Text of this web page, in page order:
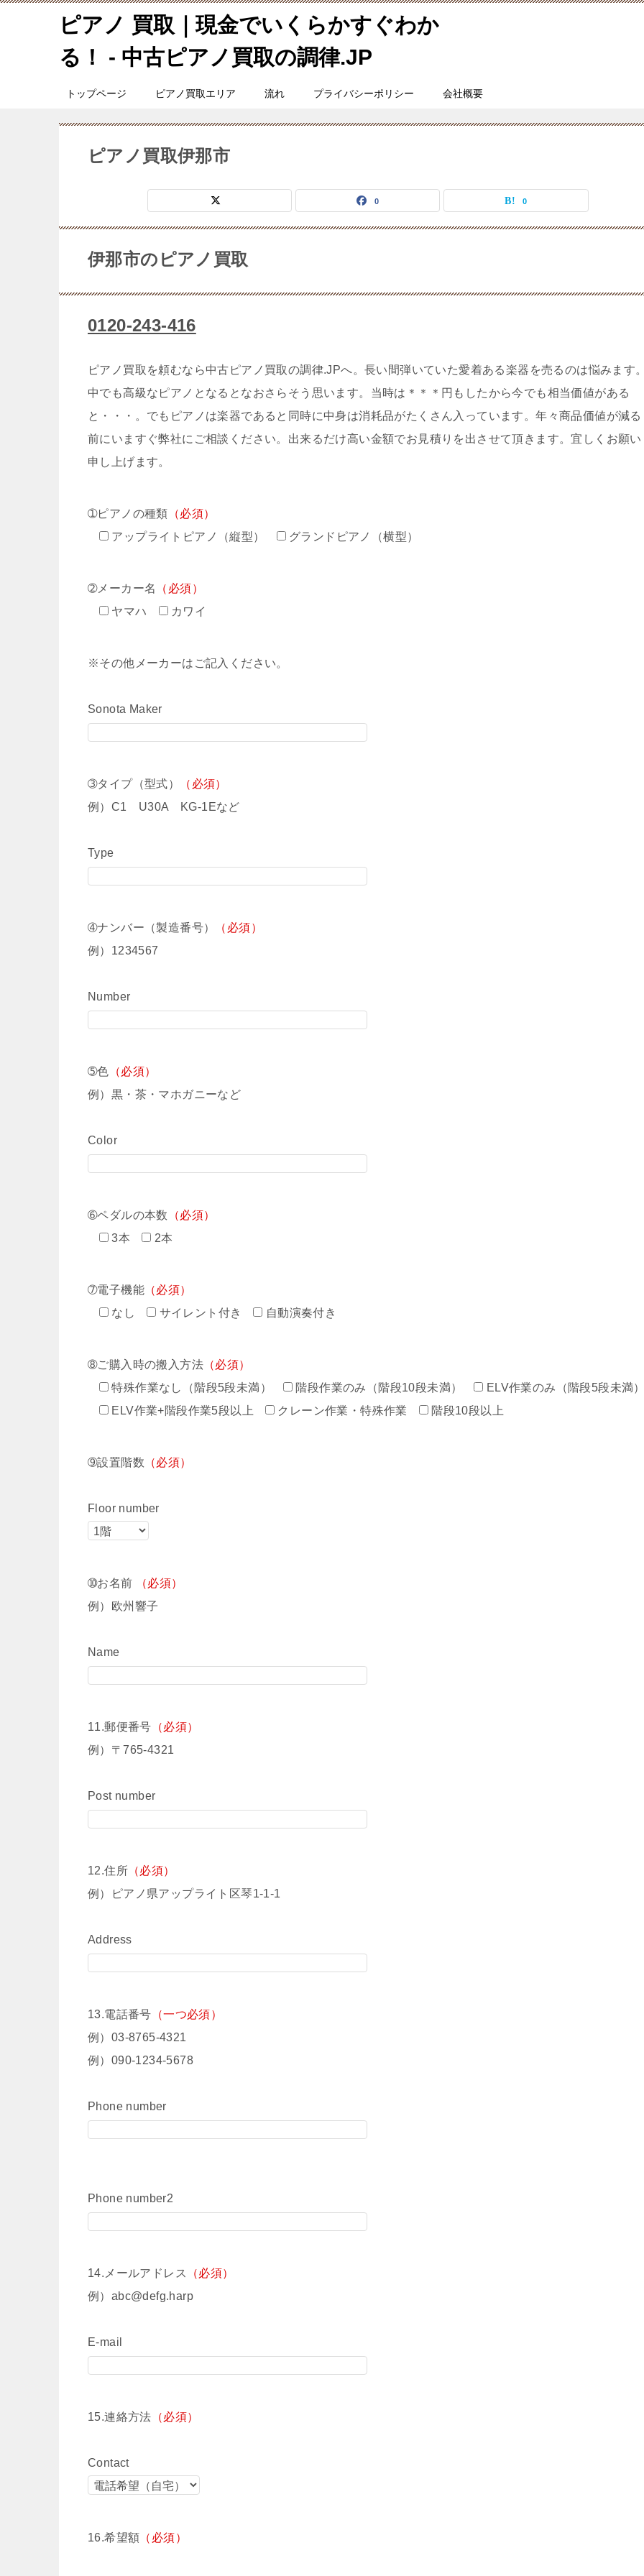
ピアノ 買取｜現金でいくらかすぐわか
る！ - 中古ピアノ買取の調律.JP
トップページ ピアノ買取エリア 流れ プライバシーポリシー 会社概要
ピアノ買取伊那市
0 0
伊那市のピアノ買取
0120-243-416
ピアノ買取を頼むなら中古ピアノ買取の調律.JPへ。長い間弾いていた愛着ある楽器を売るのは悩みます
中でも高級なピアノとなるとなおさらそう思います。当時は＊＊＊円もしたから今でも相当価値がある
と・・・。でもピアノは楽器であると同時に中身は消耗品がたくさん入っています。年々商品価値が減る
前にいますぐ弊社にご相談ください。出来るだけ高い金額でお見積りを出させて頂きます。宜しくお願い
申し上げます。
➀ピアノの種類 （必須）
アップライトピアノ（縦型）
グランドピアノ（横型）
➁メーカー名
（必須）
ヤマハ
カワイ
※その他メーカーはご記入ください。
Sonota Maker
➂タイプ（型式）
（必須）
例）C1 U30A KG-1Eなど
Type
➃ナンバー（製造番号）
（必須）
例）1234567
Number
➄色 （必須）
例）黒・茶・マホガニーなど
Color
➅ペダルの本数
（必須）
3本
2本
➆電子機能 （必須）
なし
サイレント付き 自動演奏付き
➇ご購入時の搬入方法 （必須）
特殊作業なし（階段5段未満）
階段作業のみ（階段10段未満）
ELV作業のみ（階段5段未満
ELV作業+階段作業5段以上
クレーン作業・特殊作業 階段10段以上
➈設置階数 （必須）
Floor number
➉お名前
（必須）
例）欧州響子
Name
11.郵便番号 （必須）
例）〒765-4321
Post number
12.住所 （必須）
例）ピアノ県アップライト区琴1-1-1
Address
13.電話番号 （一つ必須）
例）03-8765-4321
例）090-1234-5678
Phone number
Phone number2
14.メールアドレス
（必須）
例）abc@defg.harp
E-mail
15.連絡方法 （必須）
Contact
16.希望額 （必須）